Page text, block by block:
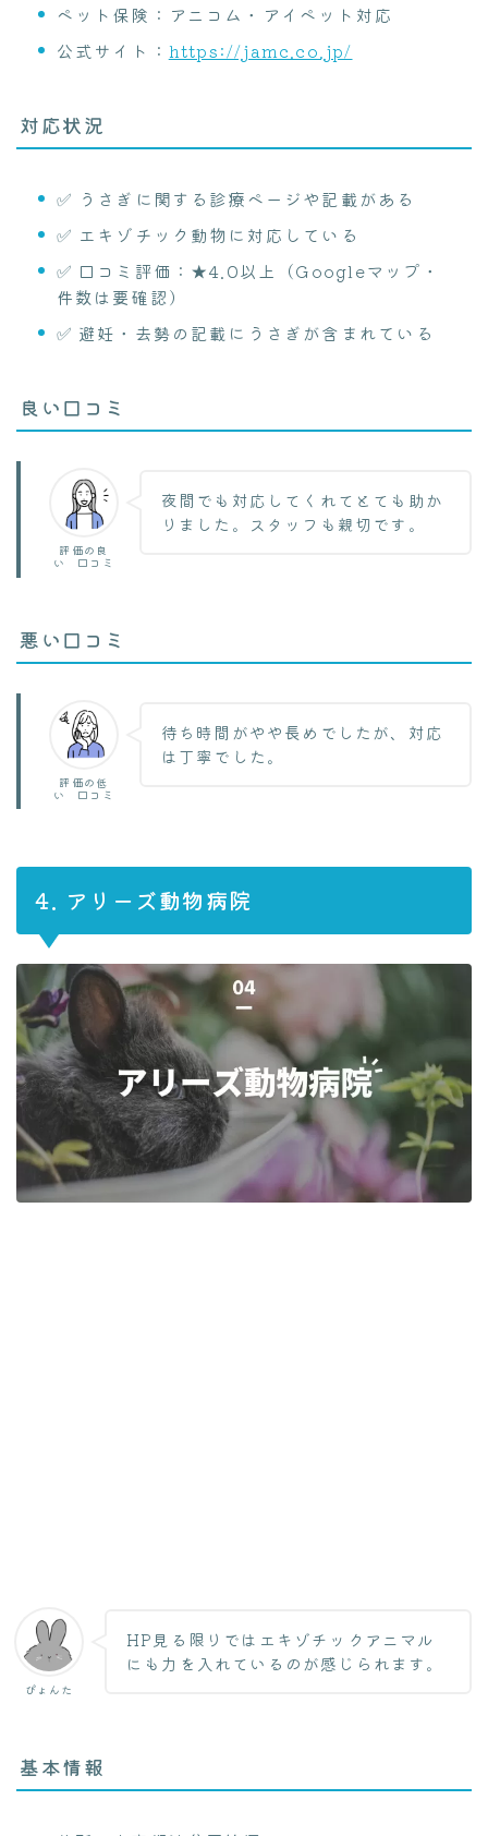
ペット保険：アニコム・アイペット対応
公式サイト： https://jamc.co.jp/
対応状況
✅ うさぎに関する診療ページや記載がある
✅ エキゾチック動物に対応している
✅ 口コミ評価：★4.0以上（Googleマップ・
件数は要確認）
✅ 避妊・去勢の記載にうさぎが含まれている
良い口コミ
評価の良
い 口コミ
夜間でも対応してくれてとても助か
りました。スタッフも親切です。
悪い口コミ
評価の低
い 口コミ
待ち時間がやや長めでしたが、対応
は丁寧でした。
4. アリーズ動物病院
ぴょんた
HP見る限りではエキゾチックアニマル
にも力を入れているのが感じられます。
基本情報